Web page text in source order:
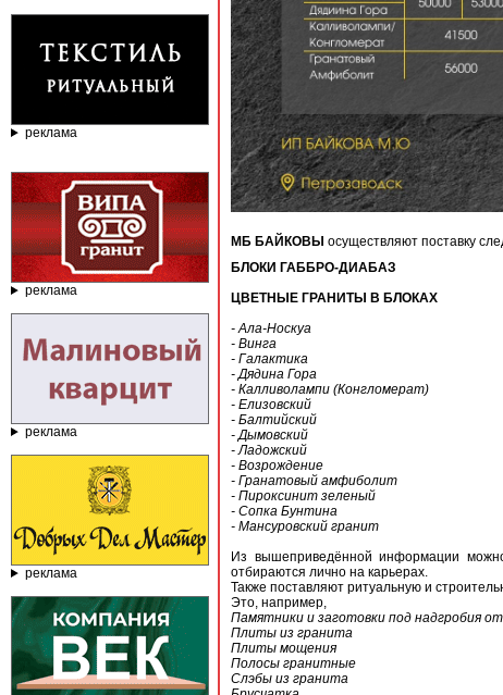
реклама
реклама
реклама
реклама
МБ БАЙКОВЫ осуществляют поставку
БЛОКИ ГАББРО-ДИАБАЗ
ЦВЕТНЫЕ ГРАНИТЫ В БЛОКАХ
- Ала-Носкуа
- Винга
- Галактика
- Дядина Гора
- Калливолампи (Конгломерат)
- Елизовский
- Балтийский
- Дымовский
- Ладожский
- Возрождение
- Гранатовый амфиболит
- Пироксинит зеленый
- Сопка Бунтина
- Мансуровский гранит
Из вышеприведённой информации
отбираются лично на карьерах.
Также поставляют ритуальную и
Это, например,
Памятники и заготовки под надгробия
Плиты из гранита
Плиты мощения
Полосы гранитные
Слэбы из гранита